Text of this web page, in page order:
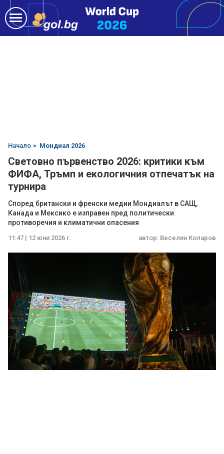
Начало Мондиал 2026
Световно първенство 2026: критики към
ФИФА, Тръмп и екологичния отпечатък на
турнира
Според британски и френски медии Мондиалът в САЩ,
Канада и Мексико е изправен пред политически
противоречия и климатични опасения
11:47 | 12 юни 2026 г. автор: Веселин Коларов